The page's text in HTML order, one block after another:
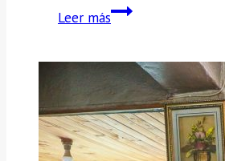
Leer más¡MEJORAMOS
PÚBLICOS!